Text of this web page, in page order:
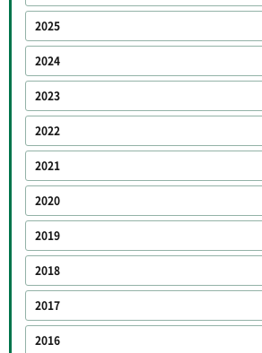
2025
2024
2023
2022
2021
2020
2019
2018
2017
2016